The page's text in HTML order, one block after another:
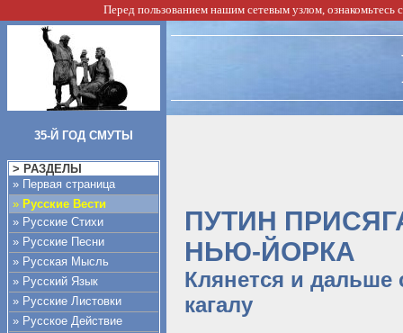
Перед пользованием нашим сетевым узлом, ознакомьтесь
35-Й ГОД СМУТЫ
> РАЗДЕЛЫ
» Первая страница
» Русские Вести
» Русские Стихи
» Русские Песни
» Русская Мысль
» Русский Язык
» Русские Листовки
» Русское Действие
ПУТИН
НЬЮ-ЙОРКА
Клянется и дальше
кагалу